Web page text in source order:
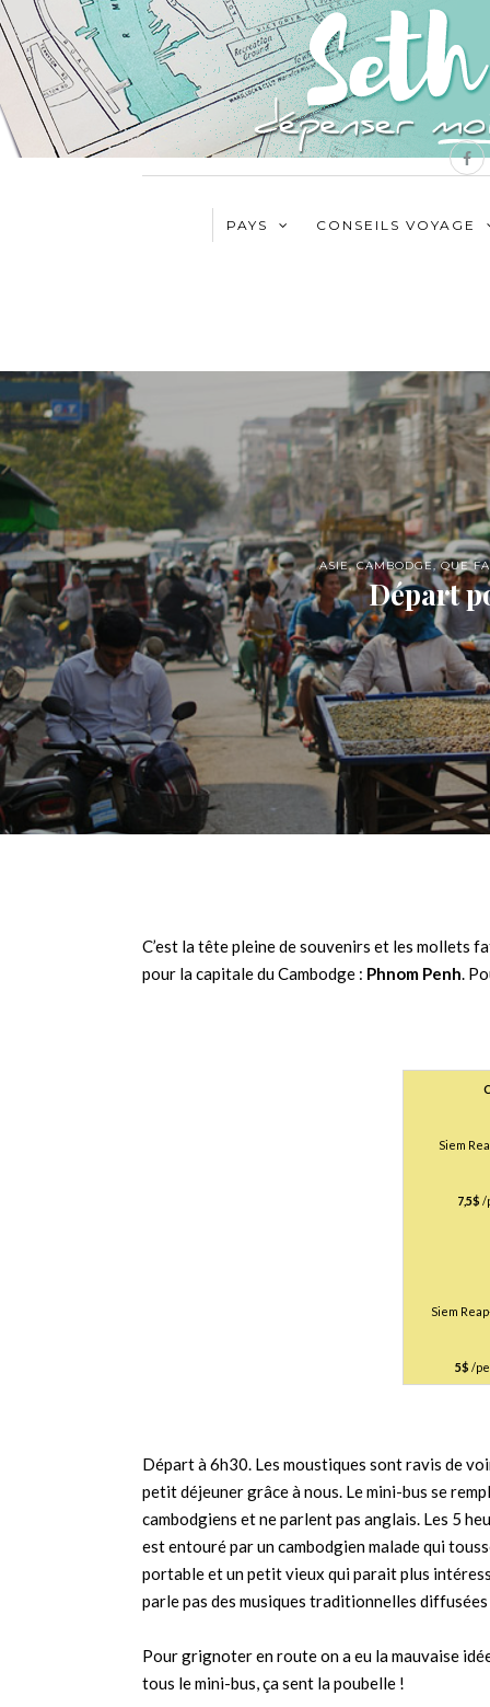
PAYS CONSEILS VOYAGE
ASIE,CAMBODGE,QUE
Départ
C’est la tête pleine de souvenirs et les mollets
pour la capitale du Cambodge : Phnom Penh.
Siem
7,5$ /
Siem
5$ /
Départ à 6h30. Les moustiques sont ravis de
petit déjeuner grâce à nous. Le mini-bus se
cambodgiens et ne parlent pas anglais. Les 5
est entouré par un cambodgien malade qui
portable et un petit vieux qui parait plus
parle pas des musiques traditionnelles
Pour grignoter en route on a eu la mauvaise
tous le mini-bus, ça sent la poubelle !